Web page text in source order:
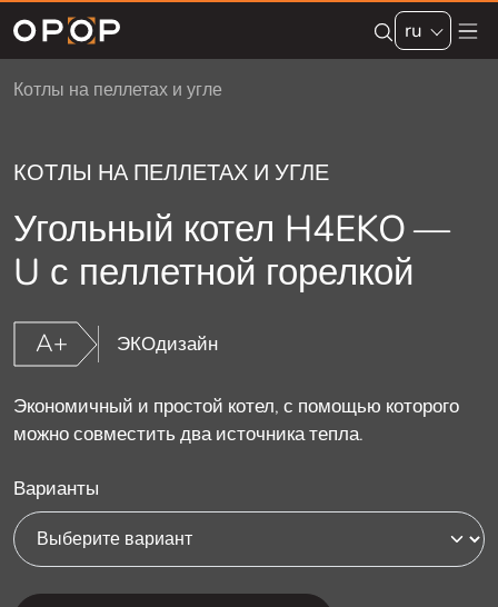
Skip to main content
ru
Котлы на пеллетах и угле
КОТЛЫ НА ПЕЛЛЕТАХ И УГЛЕ
Угольный котел H4EKO —
U с пеллетной горелкой
A+ ЭКОдизайн
Экономичный и простой котел, с помощью которого
можно совместить два источника тепла.
Варианты